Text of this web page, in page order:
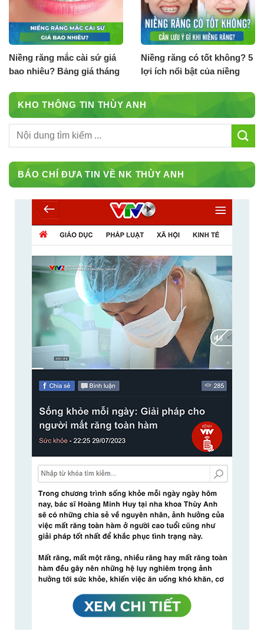
Niềng răng mắc cài sứ giá
bao nhiêu? Bảng giá tháng
Niềng răng có tốt không? 5
lợi ích nổi bật của niềng
KHO THÔNG TIN THÙY ANH
BÁO CHÍ ĐƯA TIN VỀ NK THÙY ANH